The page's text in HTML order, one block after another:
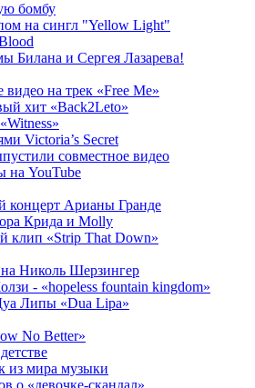
бомбу
на сингл "Yellow Light"
Билана и Сергея Лазарева!
видео на трек «Free Me»
хит «Back2Leto»
Victoria’s Secret
совместное видео
на YouTube
концерт Арианы Гранде
Крида и Molly
клип «Strip That Down»
на Николь Шерзингер
- «hopeless fountain kingdom»
Липы «Dua Lipa»
No Better»
из мира музыки
о «девочке-скандал»